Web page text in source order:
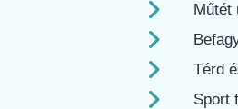
Műtét
Térd
Sport